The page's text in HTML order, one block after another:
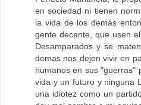
en sociedad ni tienen
la vida de los demás
gente decente, que usen
Desamparados y se
demas nos dejen vivir en
humanos en sus "guerras"
vida y un futuro y ninguna
una idiotez como un